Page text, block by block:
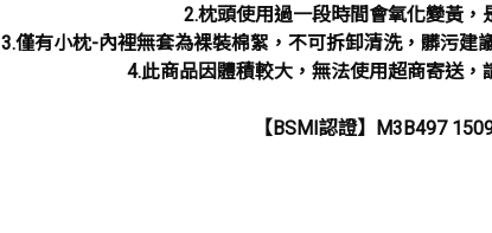
2.枕頭使用過一段時間會氧化變黃，
3.僅有小枕-內裡無套為裸裝棉絮，不可拆卸清洗，髒污建
4.此商品因體積較大，無法使用超商寄送，
【BSMI認證】M3B497